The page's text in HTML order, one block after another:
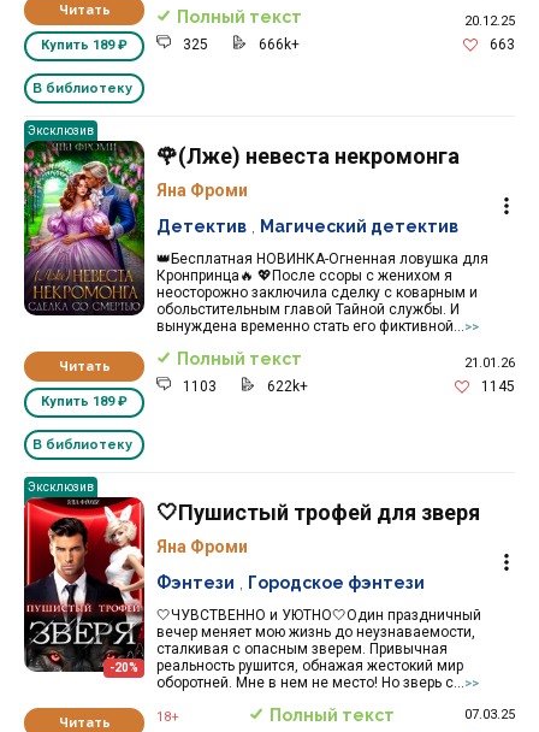
Читать
Купить 189 ₽
В библиотеку
Полный текст 20.12.25
325 666k+ 663
Эксклюзив
Читать
Купить 189 ₽
В библиотеку
🌹(Лже) невеста некромонга
Яна Фроми
👑Бесплатная НОВИНКА-Огненная ловушка для
Кронпринца🔥 💖После ссоры с женихом я
неосторожно заключила сделку с коварным и
обольстительным главой Тайной службы. И
вынуждена временно стать его фиктивной...
>>
Детектив Магический детектив
Полный текст 21.01.26
1103 622k+ 1145
Эксклюзив
-20%
Читать
🤍Пушистый трофей для зверя
Яна Фроми
🤍ЧУВСТВЕННО и УЮТНО🤍Один праздничный
вечер меняет мою жизнь до неузнаваемости,
сталкивая с опасным зверем. Привычная
реальность рушится, обнажая жестокий мир
оборотней. Мне в нем не место! Но зверь с...
>>
Фэнтези Городское фэнтези
18+ Полный текст 07.03.25